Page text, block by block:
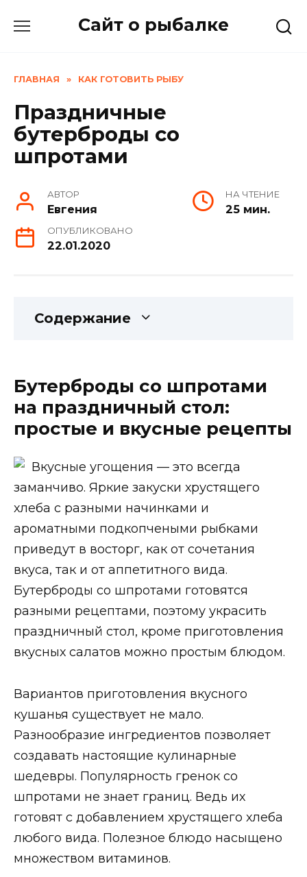
Сайт о рыбалке
ГЛАВНАЯ » КАК ГОТОВИТЬ РЫБУ
Праздничные
бутерброды со
шпротами
АВТОР
Евгения
НА ЧТЕНИЕ
25 мин.
ОПУБЛИКОВАНО
22.01.2020
Содержание
Бутерброды со шпротами
на праздничный стол:
простые и вкусные рецепты
Вкусные угощения — это всегда
заманчиво. Яркие закуски хрустящего
хлеба с разными начинками и
ароматными подкопчеными рыбками
приведут в восторг, как от сочетания
вкуса, так и от аппетитного вида.
Бутерброды со шпротами готовятся
разными рецептами, поэтому украсить
праздничный стол, кроме приготовления
вкусных салатов можно простым блюдом.
Вариантов приготовления вкусного
кушанья существует не мало.
Разнообразие ингредиентов позволяет
создавать настоящие кулинарные
шедевры. Популярность гренок со
шпротами не знает границ. Ведь их
готовят с добавлением хрустящего хлеба
любого вида. Полезное блюдо насыщено
множеством витаминов.